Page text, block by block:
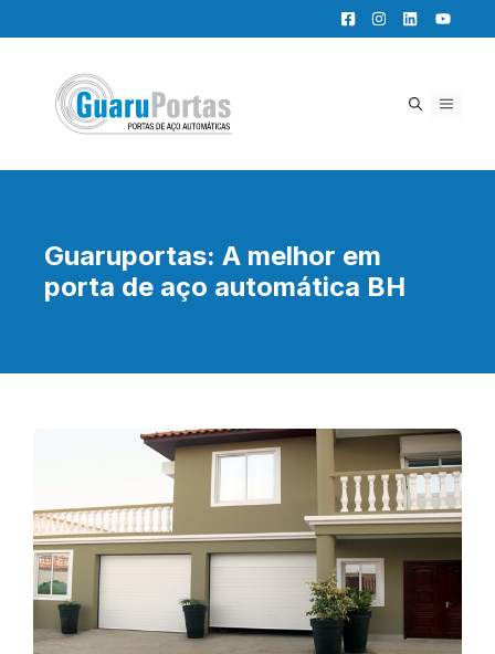
para
conteúdo
MENU
Guaruportas: A melhor em
porta de aço automática BH